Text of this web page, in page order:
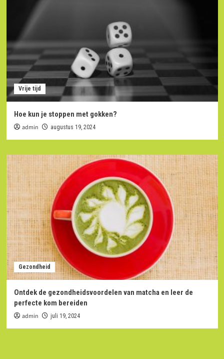
Vrije tijd
Hoe kun je stoppen met gokken?
admin augustus 19, 2024
Gezondheid
Ontdek de gezondheidsvoordelen van matcha en leer de
perfecte kom bereiden
admin juli 19, 2024